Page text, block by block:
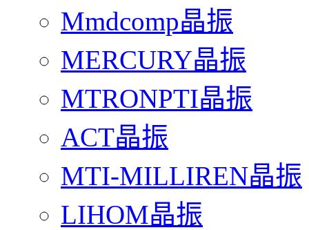
Mmdcomp晶振
MERCURY晶振
MTRONPTI晶振
ACT晶振
MTI-MILLIREN晶振
LIHOM晶振